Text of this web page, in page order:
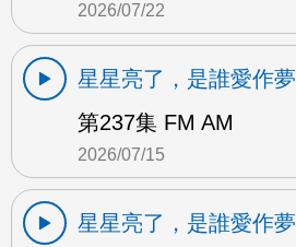
2026/07/22
星星亮了，是誰愛作夢
第237集 FM AM
2026/07/15
星星亮了，是誰愛作夢